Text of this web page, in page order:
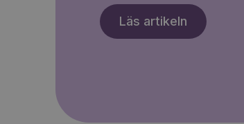
Läs artikeln